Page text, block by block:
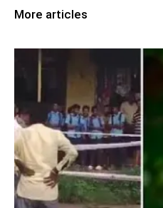
More articles